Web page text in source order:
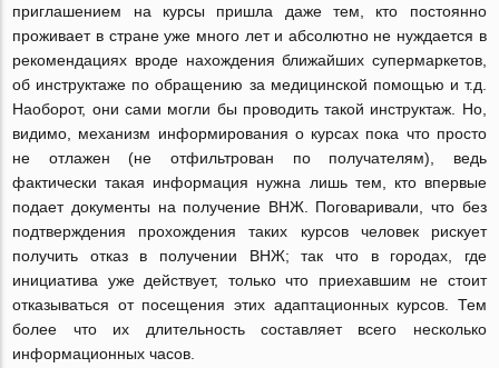
приглашением на курсы пришла даже тем, кто постоянно
проживает в стране уже много лет и абсолютно не нуждается в
рекомендациях вроде нахождения ближайших супермаркетов,
об инструктаже по обращению за медицинской помощью и т.д.
Наоборот, они сами могли бы проводить такой инструктаж. Но,
видимо, механизм информирования о курсах пока что просто
не отлажен (не отфильтрован по получателям), ведь
фактически такая информация нужна лишь тем, кто впервые
подает документы на получение ВНЖ. Поговаривали, что без
подтверждения прохождения таких курсов человек рискует
получить отказ в получении ВНЖ; так что в городах, где
инициатива уже действует, только что приехавшим не стоит
отказываться от посещения этих адаптационных курсов. Тем
более что их длительность составляет всего несколько
информационных часов.